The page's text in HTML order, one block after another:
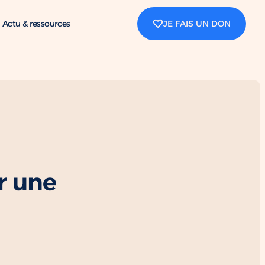
Actu & ressources JE FAIS UN DON
une